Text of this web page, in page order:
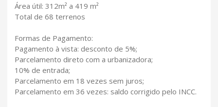
Área útil: 312m² a 419 m²
Total de 68 terrenos
Formas de Pagamento:
Pagamento à vista: desconto de 5%;
Parcelamento direto com a urbanizadora;
10% de entrada;
Parcelamento em 18 vezes sem juros;
Parcelamento em 36 vezes: saldo corrigido pelo INCC.